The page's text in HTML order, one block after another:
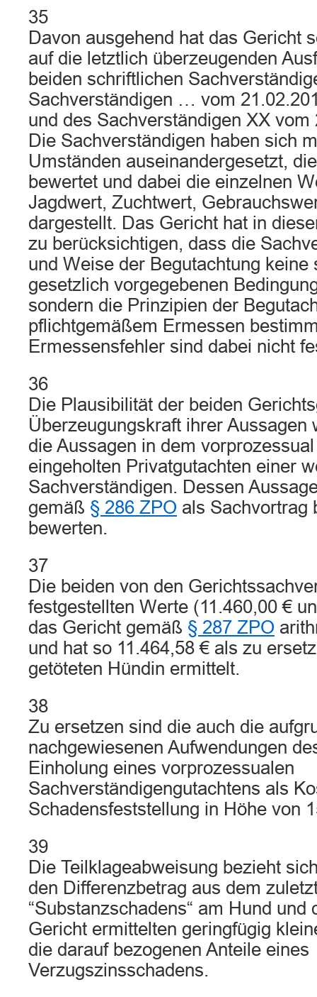
35
Davon ausgehend hat das Gericht
auf die letztlich überzeugenden
beiden schriftlichen
Sachverständigen … vom
und des Sachverständigen XX vom
Die Sachverständigen haben sich
Umständen auseinandergesetzt,
bewertet und dabei die einzelnen
Jagdwert, Zuchtwert,
dargestellt. Das Gericht hat in
zu berücksichtigen, dass die
und Weise der Begutachtung keine
gesetzlich vorgegebenen
sondern die Prinzipien der
pflichtgemäßem Ermessen
Ermessensfehler sind dabei nicht
36
Die Plausibilität der beiden
Überzeugungskraft ihrer Aussagen
die Aussagen in dem
eingeholten Privatgutachten einer
Sachverständigen. Dessen
gemäß § 286 ZPO als Sachvortrag
bewerten.
37
Die beiden von den
festgestellten Werte (11.460,00 €
das Gericht gemäß § 287 ZPO
und hat so 11.464,58 € als zu
getöteten Hündin ermittelt.
38
Zu ersetzen sind die auch die
nachgewiesenen Aufwendungen
Einholung eines vorprozessualen
Sachverständigengutachtens als
Schadensfeststellung in Höhe von
39
Die Teilklageabweisung bezieht
den Differenzbetrag aus dem
“Substanzschadens“ am Hund und
Gericht ermittelten geringfügig
die darauf bezogenen Anteile eines
Verzugszinsschadens.